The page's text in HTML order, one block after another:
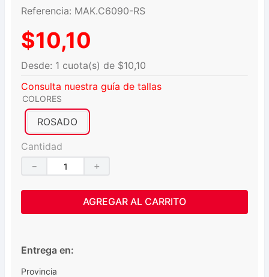
Referencia: MAK.C6090-RS
$10,10
$10,10
Consulta nuestra guía de tallas
COLORES
ROSADO
Cantidad
＋
－
AGREGAR AL CARRITO
Entrega en:
Provincia